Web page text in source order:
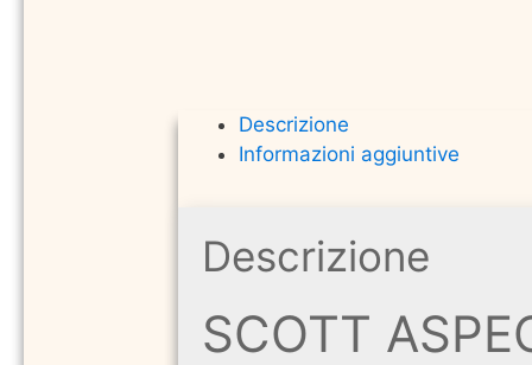
Descrizione
Informazioni aggiuntive
Descrizione
SCOTT